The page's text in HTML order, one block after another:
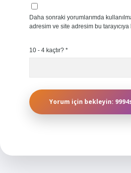
Daha sonraki yorumlarımda
adresim ve site adresim bu
10 - 4 kaçtır? *